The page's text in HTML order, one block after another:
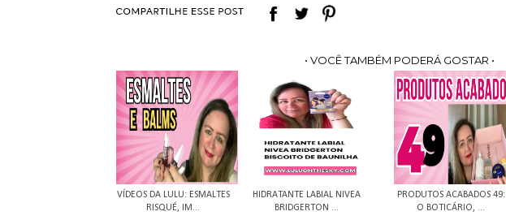
• VOCÊ TAMBÉM PODERÁ GOSTAR •
VÍDEOS DA LULU: ESMALTES
RISQUÉ, IM...
HIDRATANTE LABIAL NIVEA
BRIDGERTON ...
PRODUTOS ACABADOS 49:
O BOTICÁRIO, ...